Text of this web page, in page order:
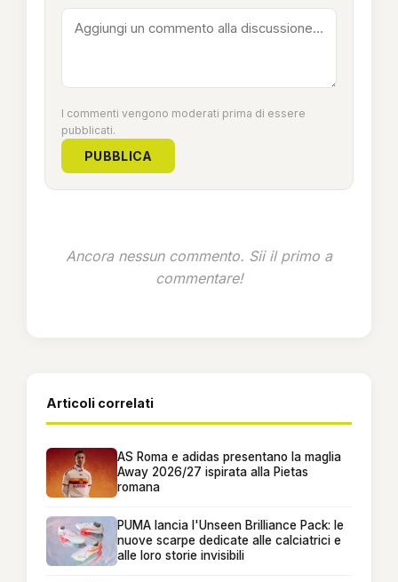
I commenti vengono moderati prima di essere
pubblicati.
PUBBLICA
Ancora nessun commento. Sii il primo a
commentare!
Articoli correlati
AS Roma e adidas presentano la maglia
Away 2026/27 ispirata alla Pietas
romana
PUMA lancia l'Unseen Brilliance Pack: le
nuove scarpe dedicate alle calciatrici e
alle loro storie invisibili